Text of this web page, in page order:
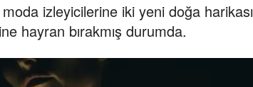
izleyicilerine iki yeni doğa harikası
hayran bırakmış durumda.